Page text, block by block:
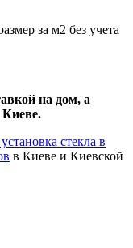
за м2 без учета
на дом, а
Киеве.
стекла в
в Киеве и Киевской